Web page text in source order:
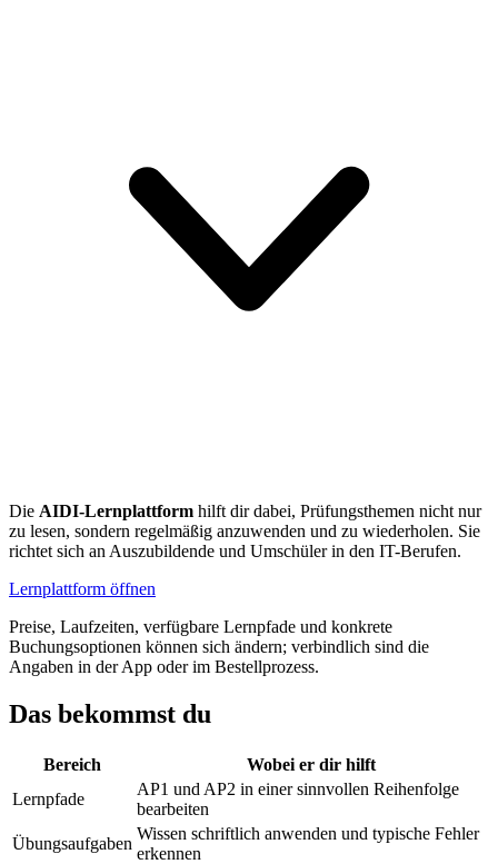
Die AIDI-Lernplattform hilft dir dabei, Prüfungsthemen nicht nur
zu lesen, sondern regelmäßig anzuwenden und zu wiederholen. Sie
richtet sich an Auszubildende und Umschüler in den IT-Berufen.
Lernplattform öffnen
Preise, Laufzeiten, verfügbare Lernpfade und konkrete
Buchungsoptionen können sich ändern; verbindlich sind die
Angaben in der App oder im Bestellprozess.
Das bekommst du
Bereich
Wobei er dir hilft
Lernpfade
AP1 und AP2 in einer sinnvollen Reihenfolge
bearbeiten
Übungsaufgaben
Wissen schriftlich anwenden und typische Fehler
erkennen